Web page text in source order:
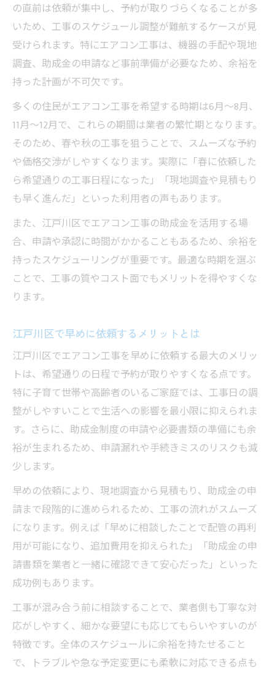
の直前は依頼が集中し、予約が取りづらくなることが多
いため、工事のスケジュール調整が難航するケースが見
受けられます。特にエアコン工事は、機器の手配や現地
調査、助成金の申請など事前準備が必要なため、余裕を
持った計画が不可欠です。
多くの住民がエアコン工事を希望する時期は6月〜8月、
11月〜12月で、これらの期間は業者の繁忙期となります。
そのため、春や秋の工事を狙うことで、スムーズな予約
や価格交渉がしやすくなります。実際に「春に依頼した
ら希望通りの工事日程になった」「現地調査や見積もり
も早く進んだ」といった利用者の声もあります。
また、江戸川区でエアコン工事の助成金を活用する場
合、申請や承認に時間がかかることもあるため、余裕を
持ったスケジューリングが重要です。最適な時期を選ぶ
ことで、工事の質やコスト面でもメリットを得やすくな
ります。
江戸川区で早めに依頼するメリットとは
江戸川区でエアコン工事を早めに依頼する最大のメリッ
トは、希望通りの日程で予約が取りやすくなる点です。
特に子育て世帯や高齢者のいるご家庭では、工事日の調
整がしやすいことで生活への影響を最小限に抑えられま
す。さらに、助成金制度の申請や必要書類の準備にも余
裕が生まれるため、申請漏れや手続きミスのリスクも減
少します。
早めの依頼により、現地調査から見積もり、助成金の申
請まで段階的に進められるため、工事の流れがスムーズ
になります。例えば「早めに相談したことで配管の再利
用が可能になり、追加費用を抑えられた」「助成金の申
請書類を業者と一緒に確認できて安心だった」といった
成功例もあります。
工事が混み合う前に相談することで、業者側も丁寧な対
応がしやすく、細かな要望にも応じてもらいやすいのが
特徴です。全体のスケジュールに余裕を持たせること
で、トラブルや急な予定変更にも柔軟に対応できる点も